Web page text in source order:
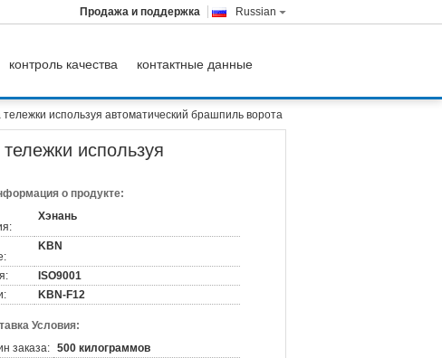
Russian
Продажа и поддержка
контроль качества
контактные данные
используя автоматический брашпиль ворота
используя
о продукте:
Хэнань
KBN
ISO9001
KBN-F12
Условия:
заказа: 500 килограммов